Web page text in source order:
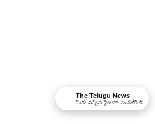
The Telugu News
మీకు నచ్చిన సైటుగా ఎంచుకోండి